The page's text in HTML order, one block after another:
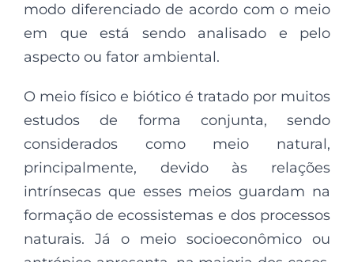
modo diferenciado de acordo com o meio
em que está sendo analisado e pelo
aspecto ou fator ambiental.
O meio físico e biótico é tratado por muitos
estudos de forma conjunta, sendo
considerados como meio natural,
principalmente, devido às relações
intrínsecas que esses meios guardam na
formação de ecossistemas e dos processos
naturais. Já o meio socioeconômico ou